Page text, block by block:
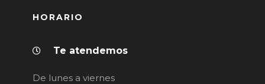
HORARIO
Te atendemos
De lunes a viernes